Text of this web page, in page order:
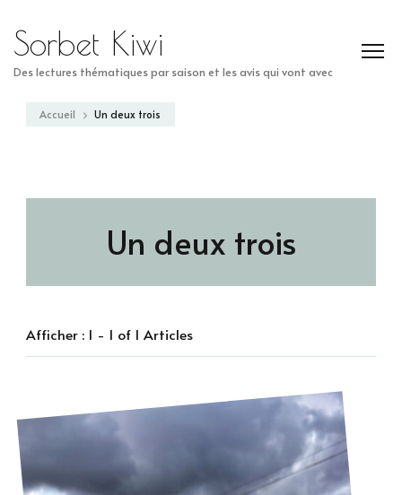
Sorbet Kiwi
Des lectures thématiques par saison et les avis qui vont avec
Accueil Un deux trois
Un deux trois
Afficher : 1 - 1 of 1 Articles